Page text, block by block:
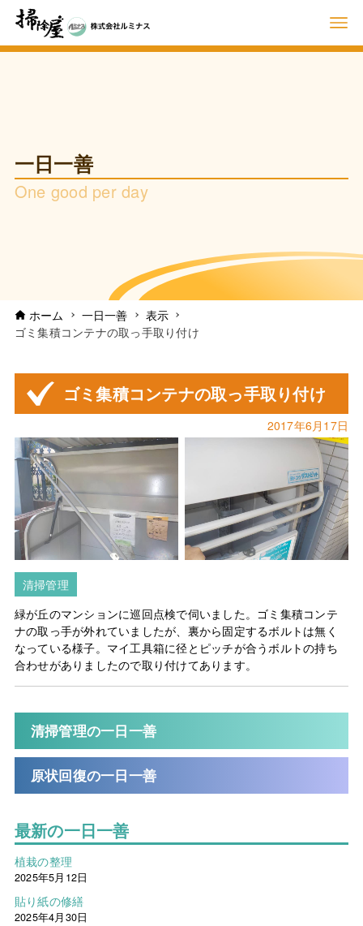
一日一善
One good per day
ホーム 一日一善
表示
ゴミ集積コンテナの取っ手取り付け
清掃管理の一日一善
原状回復の一日一善
最新の一日一善
植栽の整理
2025年5月12日
貼り紙の修繕
2025年4月30日
ゴミ集積コンテナの取っ手取り付け
2017年6月17日
清掃管理
緑が丘のマンションに巡回点検で伺いました。ゴミ集積コンテ
ナの取っ手が外れていましたが、裏から固定するボルトは無く
なっている様子。マイ工具箱に径とピッチが合うボルトの持ち
合わせがありましたので取り付けてあります。